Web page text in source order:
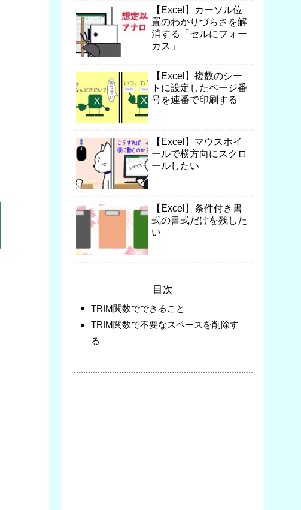
【Excel】カーソル位
置のわかりづらさを解
消する「セルにフォー
カス」
【Excel】複数のシー
トに設定したページ番
号を連番で印刷する
【Excel】マウスホイ
ールで横方向にスクロ
ールしたい
【Excel】条件付き書
式の書式だけを残した
い
目次
TRIM関数でできること
TRIM関数で不要なスペースを削除す
る